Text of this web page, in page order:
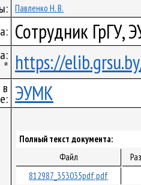
Павленко Н. В.
Сотрудник ГрГУ,
и https://
ЭУМК
Полный текст документа:
Файл
812987_353035pdf.pdf